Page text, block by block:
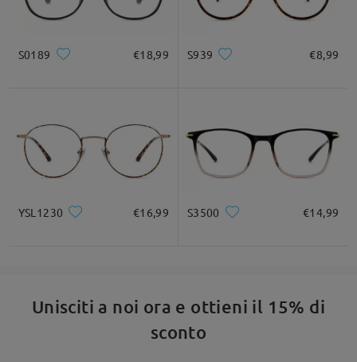
S0189 €18,99 S939 €8,99
YSL1230 €16,99 S3500 €14,99
Unisciti a noi ora e ottieni il 15% di
sconto